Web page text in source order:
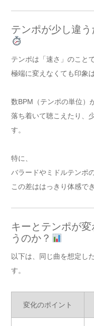
テンポが少し違
テンポは「速さ」のこと
極端に変えなくても印象
数BPM（テンポの単位）
落ち着いて聴こえたり、
す。
特に、
バラードやミドルテンポ
この差ははっきり体感で
キーとテンポが
うのか？
以下は、同じ曲を想定し
す。
変化のポイント